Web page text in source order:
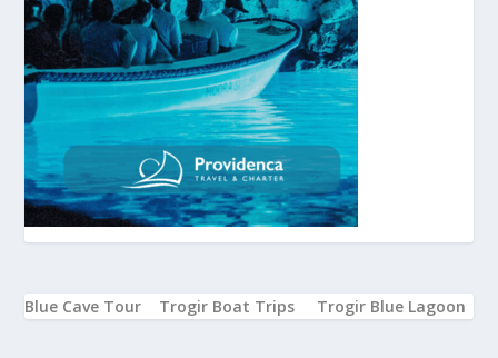
Blue Cave Tour Trogir Boat Trips Trogir Blue Lagoon